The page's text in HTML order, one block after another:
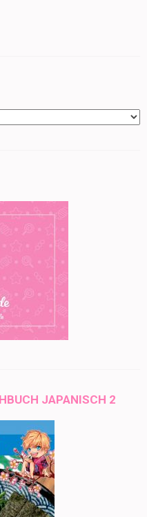
JAPANISCH 2